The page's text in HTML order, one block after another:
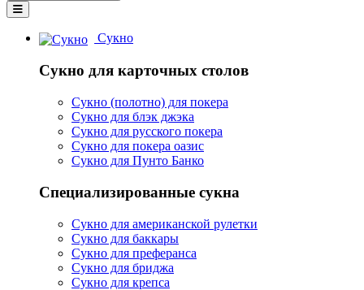
Сукно
Сукно для карточных столов
Сукно (полотно) для покера
Сукно для блэк джэка
Сукно для русского покера
Сукно для покера оазис
Сукно для Пунто Банко
Специализированные сукна
Сукно для американской рулетки
Сукно для баккары
Сукно для преферанса
Сукно для бриджа
Сукно для крепса